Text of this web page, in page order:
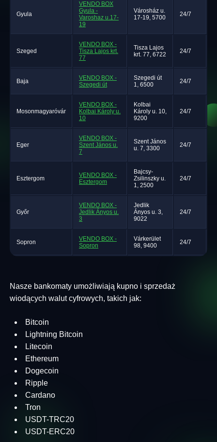
Gyula
VENDO BOX
Gyula -
Varoshaz u.17-
19
Városház u.
17-19, 5700
24/7
Szeged
VENDO BOX -
Tisza Lajos krt.
77
Tisza Lajos
krt. 77, 6722
24/7
Baja
VENDO BOX -
Szegedi út
Szegedi út
1, 6500
24/7
Mosonmagyaróvár
VENDO BOX -
Kolbai Károly u.
10
Kolbai
Károly u. 10,
9200
24/7
Eger
VENDO BOX -
Szent János u.
7
Szent János
u. 7, 3300
24/7
Esztergom
VENDO BOX -
Esztergom
Bajcsy-
Zsilinszky u.
1, 2500
24/7
Győr
VENDO BOX -
Jedlik Ányos u.
3
Jedlik
Ányos u. 3,
9022
24/7
Sopron
VENDO BOX -
Sopron
Várkerület
98, 9400
24/7
Nasze bankomaty umożliwiają kupno i sprzedaż
wiodących walut cyfrowych, takich jak:
Bitcoin
Lightning Bitcoin
Litecoin
Ethereum
Dogecoin
Ripple
Cardano
Tron
USDT-TRC20
USDT-ERC20